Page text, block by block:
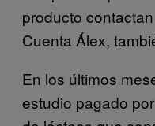
producto
Cuenta Álex,
En los últimos
estudio pagado